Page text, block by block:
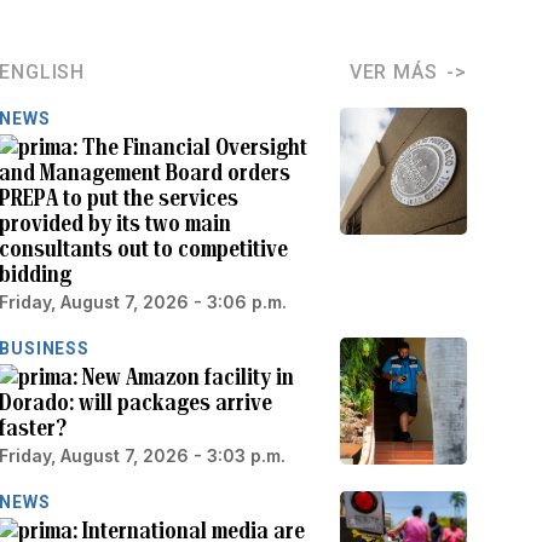
ENGLISH VER MÁS
NEWS
The Financial Oversight
and Management Board orders
PREPA to put the services
provided by its two main
consultants out to competitive
bidding
Friday, August 7, 2026 - 3:06 p.m.
BUSINESS
New Amazon facility in
Dorado: will packages arrive
faster?
Friday, August 7, 2026 - 3:03 p.m.
NEWS
International media are